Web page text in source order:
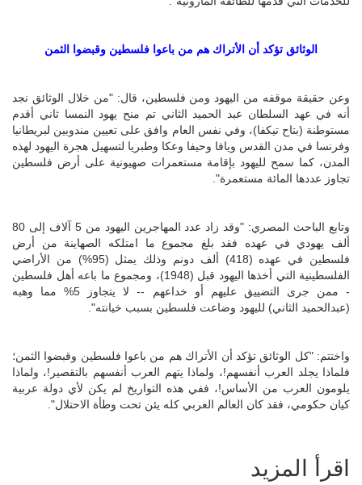
الوثائق تؤكد أن الأتراك هم من باعوا فلسطين وقبضوا الثمن
وعن حقيقة موقفه من اليهود ومن فلسطين، قال: "من خلال الوثائق نجد
أنه في عهد السلطان عبد الحميد الثاني تم منح يهود النمسا ثاني أقدم
مستوطنة (بتاح تيكفا)، وفي نفس العام وافق على تعيين مندوبين لبريطانيا
وفرنسا في مدن القدس ويافا وحيفا وعكا وطبريا لتسهيل هجرة اليهود لهذه
المدن، كما سمح لليهود بإقامة مستعمرات صهيونية على أرض فلسطين
تجاوز عددها المائة مستعمرة".
وتابع الباحث المصري: "وقد زاد عدد المهاجرين اليهود من 5 آلاف إلى 80
ألف يهودي في عهده فقد بلغ مجموع ما امتلكه الصهاينة من أرض
فلسطين في عهده (418) ألف دونم وذلك يمثل (95%) من الأراضي
الفلسطينية التي أخذها اليهود قبل (1948)، ومجموع ما باعه أهل فلسطين
- ممن جرى التضييق عليهم أو خداعهم -- لا يتجاوز 5% مما وهبه
(عبدالحميد الثاني) لليهود وضاعت فلسطين بسبب خيانته".
واختتم: "كل الوثائق تؤكد أن الأتراك هم من باعوا فلسطين وقبضوا الثمن؛
فلماذا يجلد العرب أنفسهم!، ولماذا يتهم العرب أنفسهم بالتقصير!، ولماذا
يلومون العرب من الأساس!، ففي هذه التواريخ لم يكن لأي دولة عربية
كيان حكومي، فقد كان العالم العربي كله يئن تحت وطأة الاحتلال".
اقرأ المزيد